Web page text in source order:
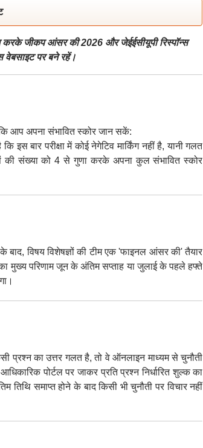
जीकप आंसर की 2026 और जेईईसीयूपी रिस्पॉन्स
पर बने रहें।
आप अपना संभावित स्कोर जान सकें:
इस बार परीक्षा में कोई नेगेटिव मार्किंग नहीं है, यानी गलत
की संख्या को 4 से गुणा करके अपना कुल संभावित स्कोर
बाद, विषय विशेषज्ञों की टीम एक 'फाइनल आंसर की' तैयार
मुख्य परिणाम जून के अंतिम सप्ताह या जुलाई के पहले हफ्ते
प्रश्न का उत्तर गलत है, तो वे ऑनलाइन माध्यम से चुनौती
पोर्टल पर जाकर प्रति प्रश्न निर्धारित शुल्क का
समाप्त होने के बाद किसी भी चुनौती पर विचार नहीं